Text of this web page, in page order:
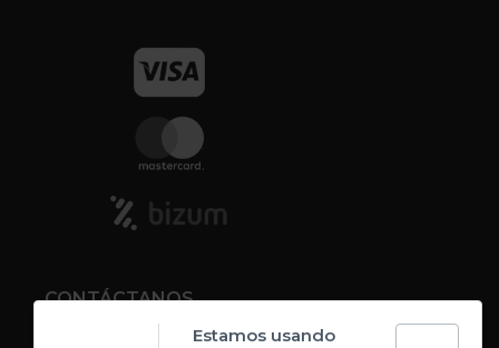
CONTÁCTANOS
Estamos usando